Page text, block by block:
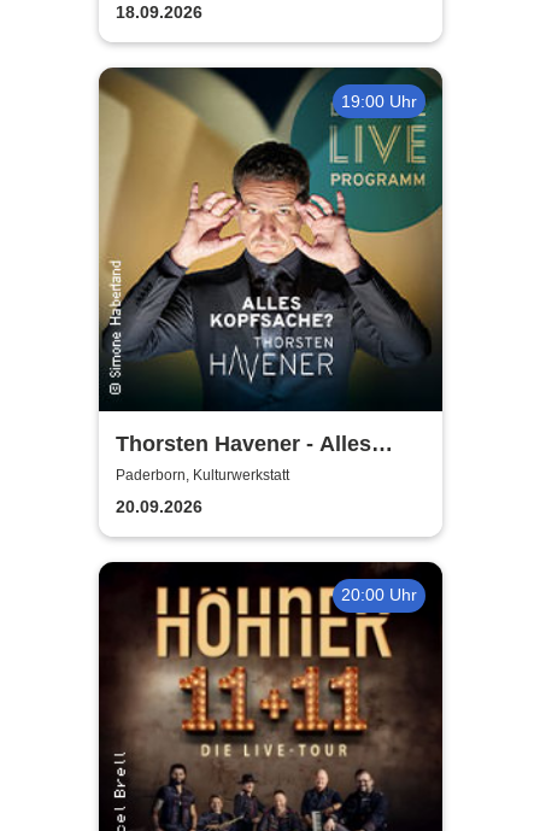
18.09.2026
19:00 Uhr
Thorsten Havener - Alles
Kopfsache?
Paderborn, Kulturwerkstatt
20.09.2026
20:00 Uhr